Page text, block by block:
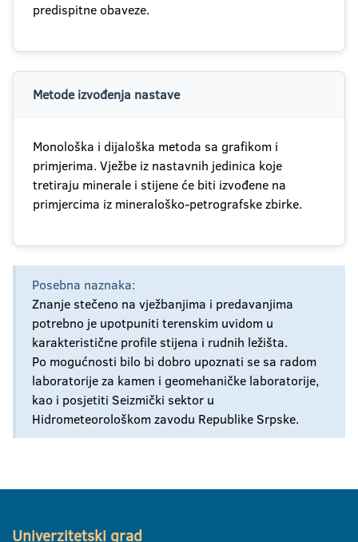
predispitne obaveze.
Metode izvođenja nastave
Monološka i dijaloška metoda sa grafikom i
primjerima. Vježbe iz nastavnih jedinica koje
tretiraju minerale i stijene će biti izvođene na
primjercima iz mineraloško-petrografske zbirke.
Posebna naznaka:
Znanje stečeno na vježbanjima i predavanjima
potrebno je upotpuniti terenskim uvidom u
karakteristične profile stijena i rudnih ležišta.
Po mogućnosti bilo bi dobro upoznati se sa radom
laboratorije za kamen i geomehaničke laboratorije,
kao i posjetiti Seizmički sektor u
Hidrometeorološkom zavodu Republike Srpske.
Univerzitetski grad